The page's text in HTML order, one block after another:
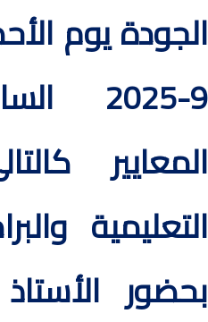
9-
المعايير
التعليمية
بحضور